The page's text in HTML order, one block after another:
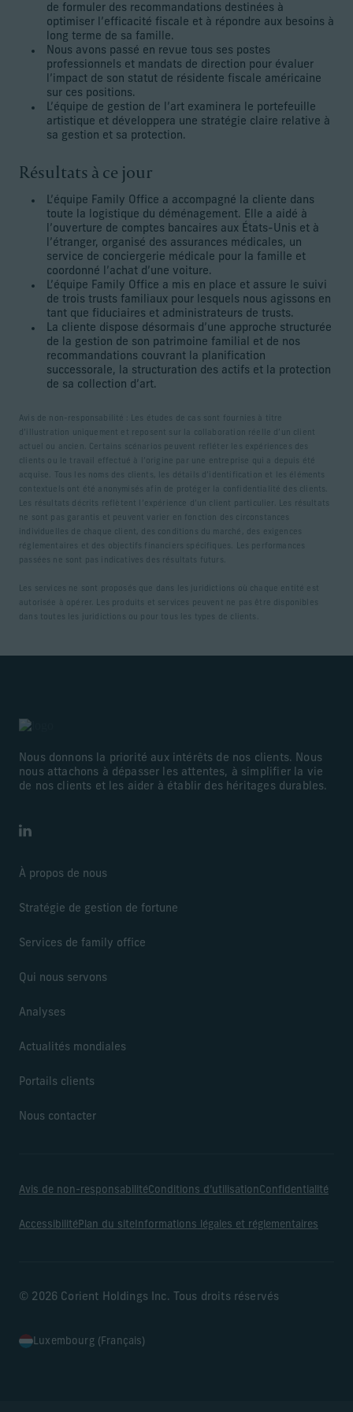
de formuler des recommandations destinées à
optimiser l’efficacité fiscale et à répondre aux besoins à
long terme de sa famille.
Nous avons passé en revue tous ses postes
professionnels et mandats de direction pour évaluer
l’impact de son statut de résidente fiscale américaine
sur ces positions.
L’équipe de gestion de l’art examinera le portefeuille
artistique et développera une stratégie claire relative à
sa gestion et sa protection.
Résultats à ce jour
L’équipe Family Office a accompagné la cliente dans
toute la logistique du déménagement. Elle a aidé à
l’ouverture de comptes bancaires aux États-Unis et à
l’étranger, organisé des assurances médicales, un
service de conciergerie médicale pour la famille et
coordonné l’achat d’une voiture.
L’équipe Family Office a mis en place et assure le suivi
de trois trusts familiaux pour lesquels nous agissons en
tant que fiduciaires et administrateurs de trusts.
La cliente dispose désormais d’une approche structurée
de la gestion de son patrimoine familial et de nos
recommandations couvrant la planification
successorale, la structuration des actifs et la protection
de sa collection d’art.
Avis de non-responsabilité : Les études de cas sont fournies à titre
d’illustration uniquement et reposent sur la collaboration réelle d’un client
actuel ou ancien. Certains scénarios peuvent refléter les expériences des
clients ou le travail effectué à l’origine par une entreprise qui a depuis été
acquise. Tous les noms des clients, les détails d’identification et les éléments
contextuels ont été anonymisés afin de protéger la confidentialité des clients.
Les résultats décrits reflètent l’expérience d’un client particulier. Les résultats
ne sont pas garantis et peuvent varier en fonction des circonstances
individuelles de chaque client, des conditions du marché, des exigences
réglementaires et des objectifs financiers spécifiques. Les performances
passées ne sont pas indicatives des résultats futurs.
Les services ne sont proposés que dans les juridictions où chaque entité est
autorisée à opérer. Les produits et services peuvent ne pas être disponibles
dans toutes les juridictions ou pour tous les types de clients.
Nous donnons la priorité aux intérêts de nos clients. Nous
nous attachons à dépasser les attentes, à simplifier la vie
de nos clients et les aider à établir des héritages durables.
LinkedIn
À propos de nous
Stratégie de gestion de fortune
Services de family office
Qui nous servons
Analyses
Actualités mondiales
Portails clients
Nous contacter
Avis de non-responsabilitéConditions d’utilisationConfidentialité
AccessibilitéPlan du site Informations légales et réglementaires
© 2026 Corient Holdings Inc. Tous droits réservés
Luxembourg (Français)